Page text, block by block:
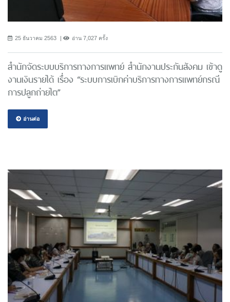
25 ธันวาคม 2563 อ่าน 7,027 ครั้ง
สำนักจัดระบบบริการทางการแพทย์ สำนักงานประกันสังคม เข้าดู
งานเงินรายได้ เรื่อง “ระบบการเบิกค่าบริการทางการแพทย์กรณี
การปลูกถ่ายไต”
อ่านต่อ